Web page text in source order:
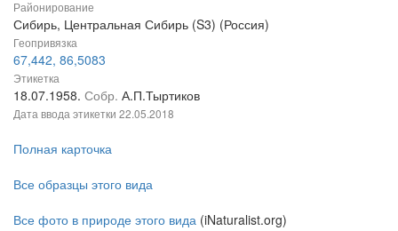
Районирование
Сибирь, Центральная Сибирь (S3) (Россия)
Геопривязка
67,442, 86,5083
Этикетка
18.07.1958. Собр. А.П.Тыртиков
Дата ввода этикетки 22.05.2018
Полная карточка
Все образцы этого вида
Все фото в природе этого вида (iNaturalist.org)